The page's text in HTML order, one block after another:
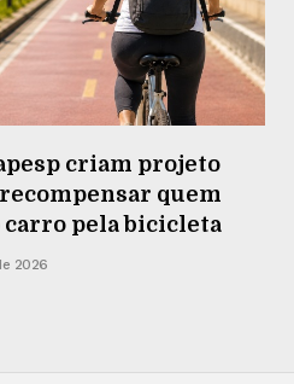
criam projeto
quem
carro pela bicicleta
2026